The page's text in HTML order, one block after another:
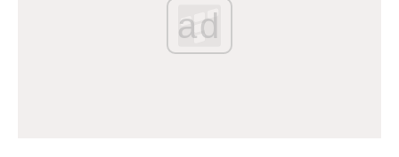
ad